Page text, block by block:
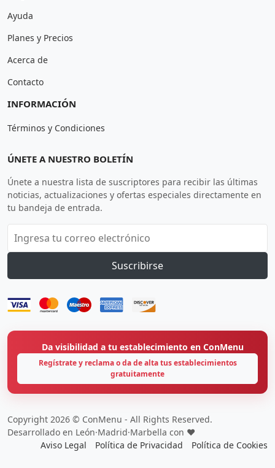
Ayuda
Planes y Precios
Acerca de
Contacto
INFORMACIÓN
Términos y Condiciones
ÚNETE A NUESTRO BOLETÍN
Únete a nuestra lista de suscriptores para recibir las últimas
noticias, actualizaciones y ofertas especiales directamente en
tu bandeja de entrada.
Suscribirse
Da visibilidad a tu establecimiento en ConMenu
Regístrate y reclama o da de alta tus establecimientos
gratuitamente
Copyright 2026 © ConMenu - All Rights Reserved.
Desarrollado en León·Madrid·Marbella con ❤️
Aviso Legal
Política de Privacidad Política de Cookies